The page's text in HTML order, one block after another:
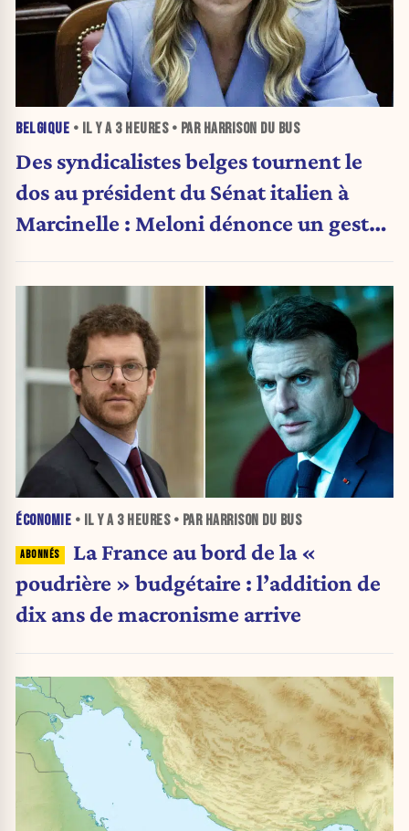
BELGIQUE • IL Y A 3 HEURES• PAR HARRISON DU BUS
Des syndicalistes belges tournent le
dos au président du Sénat italien à
Marcinelle : Meloni dénonce un geste
ÉCONOMIE • IL Y A 3 HEURES• PAR HARRISON DU BUS
La France au bord de la «
poudrière » budgétaire : l’addition de
dix ans de macronisme arrive